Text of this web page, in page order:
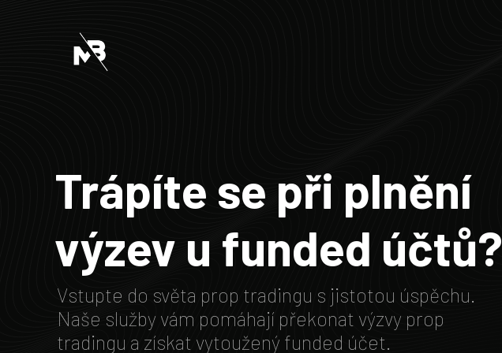
Trápíte se při plnění
výzev u funded účtů?
Vstupte do světa prop tradingu s jistotou úspěchu.
Naše služby vám pomáhají překonat výzvy prop
tradingu a získat vytoužený funded účet.